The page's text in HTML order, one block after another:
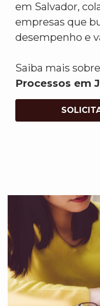
em Salvador,
empresas que
desempenho e
Saiba mais sobre
Processos em